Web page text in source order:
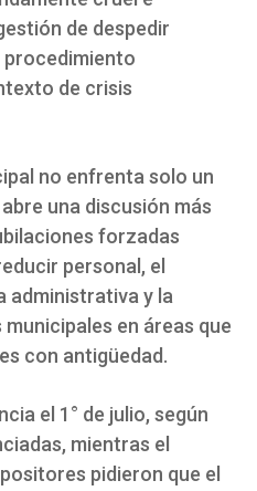
de despedir
procedimiento
de crisis
no enfrenta solo un
una discusión más
forzadas
personal, el
administrativa y la
en áreas que
con antigüedad.
el 1° de julio, según
mientras el
pidieron que el